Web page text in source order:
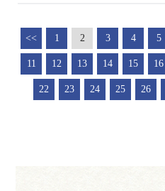
<< 1 2 3 4 5
11 12 13 14 15 16
22 23 24 25 26